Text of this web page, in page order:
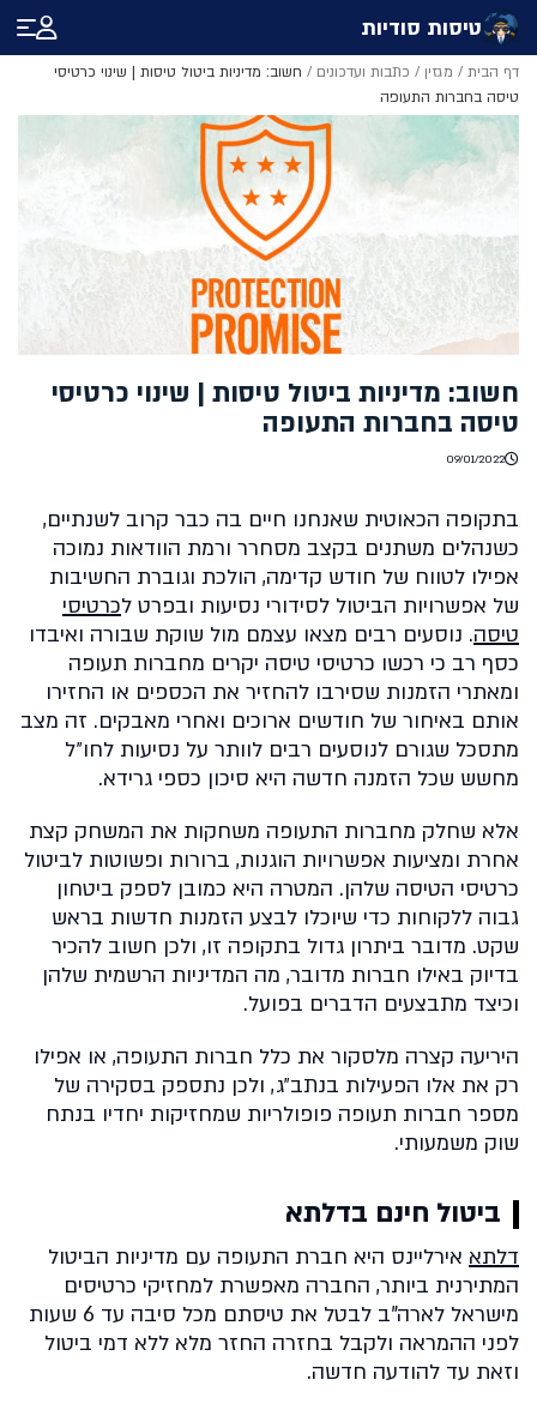
טיסות סודיות
דף הבית / מגזין / כתבות ועדכונים / חשוב: מדיניות ביטול טיסות | שינוי כרטיסי
טיסה בחברות התעופה
חשוב: מדיניות ביטול טיסות | שינוי כרטיסי
טיסה בחברות התעופה
09/01/2022
בתקופה הכאוטית שאנחנו חיים בה כבר קרוב לשנתיים,
כשנהלים משתנים בקצב מסחרר ורמת הוודאות נמוכה
אפילו לטווח של חודש קדימה, הולכת וגוברת החשיבות
של אפשרויות הביטול לסידורי נסיעות ובפרט לכרטיסי
טיסה. נוסעים רבים מצאו עצמם מול שוקת שבורה ואיבדו
כסף רב כי רכשו כרטיסי טיסה יקרים מחברות תעופה
ומאתרי הזמנות שסירבו להחזיר את הכספים או החזירו
אותם באיחור של חודשים ארוכים ואחרי מאבקים. זה מצב
מתסכל שגורם לנוסעים רבים לוותר על נסיעות לחו״ל
מחשש שכל הזמנה חדשה היא סיכון כספי גרידא.
אלא שחלק מחברות התעופה משחקות את המשחק קצת
אחרת ומציעות אפשרויות הוגנות, ברורות ופשוטות לביטול
כרטיסי הטיסה שלהן. המטרה היא כמובן לספק ביטחון
גבוה ללקוחות כדי שיוכלו לבצע הזמנות חדשות בראש
שקט. מדובר ביתרון גדול בתקופה זו, ולכן חשוב להכיר
בדיוק באילו חברות מדובר, מה המדיניות הרשמית שלהן
וכיצד מתבצעים הדברים בפועל.
היריעה קצרה מלסקור את כלל חברות התעופה, או אפילו
רק את אלו הפעילות בנתב״ג, ולכן נתספק בסקירה של
מספר חברות תעופה פופולריות שמחזיקות יחדיו בנתח
שוק משמעותי.
ביטול חינם בדלתא
דלתא אירליינס היא חברת התעופה עם מדיניות הביטול
המתירנית ביותר, החברה מאפשרת למחזיקי כרטיסים
מישראל לארה"ב לבטל את טיסתם מכל סיבה עד 6 שעות
לפני ההמראה ולקבל בחזרה החזר מלא ללא דמי ביטול
וזאת עד להודעה חדשה.